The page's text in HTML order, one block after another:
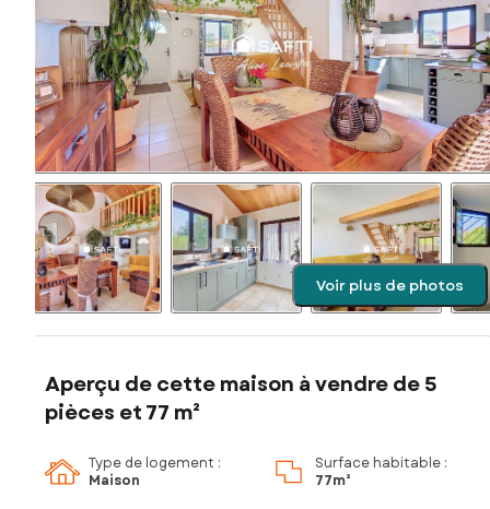
Voir plus de photos
Aperçu de cette maison à vendre de 5
pièces et 77 m²
Type de logement :
Maison
Surface habitable :
77m²